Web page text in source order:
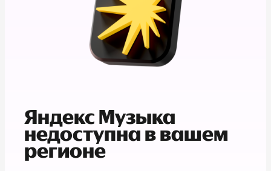
Яндекс Музыка
недоступна в вашем
регионе